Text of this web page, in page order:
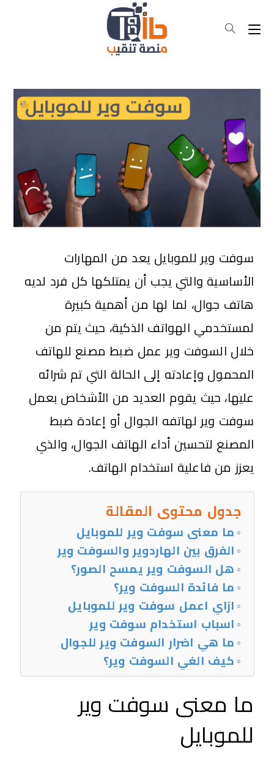
سوفت وير للموبايل يعد من المهارات
الأساسية والتي يجب أن يمتلكها كل فرد لديه
هاتف جوال، لما لها من أهمية كبيرة
لمستخدمي الهواتف الذكية، حيث يتم من
خلال السوفت وير عمل ضبط مصنع للهاتف
المحمول وإعادته إلى الحالة التي تم شرائه
عليها، حيث يقوم العديد من الأشخاص بعمل
سوفت وير لهاتفه الجوال أو إعادة ضبط
المصنع لتحسين أداء الهاتف الجوال، والذي
يعزز من فاعلية استخدام الهاتف.
جدول محتوى المقالة
ما معنى سوفت وير للموبايل
الفرق بين الهاردوير والسوفت وير
هل السوفت وير يمسح الصور؟
ما فائدة السوفت وير؟
ازاي اعمل سوفت وير للموبايل
اسباب استخدام سوفت وير
ما هي اضرار السوفت وير للجوال
كيف الغي السوفت وير؟
ما معنى سوفت وير
للموبايل